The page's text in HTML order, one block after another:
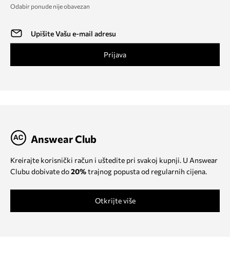
Odabir ponude nije obavezan
Prijava
Answear Club
Kreirajte korisnički račun i uštedite pri svakoj kupnji. U Answear
Clubu dobivate do20%trajnog popusta od regularnih cijena.
Otkrijte više